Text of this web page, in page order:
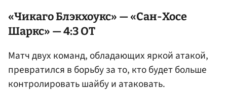
«Чикаго Блэкхоукс» — «Сан-Хосе
Шаркс» — 4:3 ОТ
Матч двух команд, обладающих яркой атакой,
превратился в борьбу за то, кто будет больше
контролировать шайбу и атаковать.